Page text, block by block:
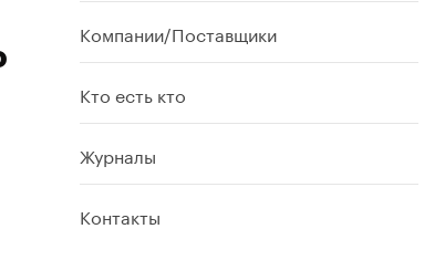
Компании/Поставщики
Кто есть кто
Журналы
Контакты